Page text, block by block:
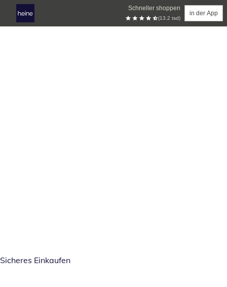
Schneller shoppen
(13.2 tsd)
in der App
Sicheres Einkaufen